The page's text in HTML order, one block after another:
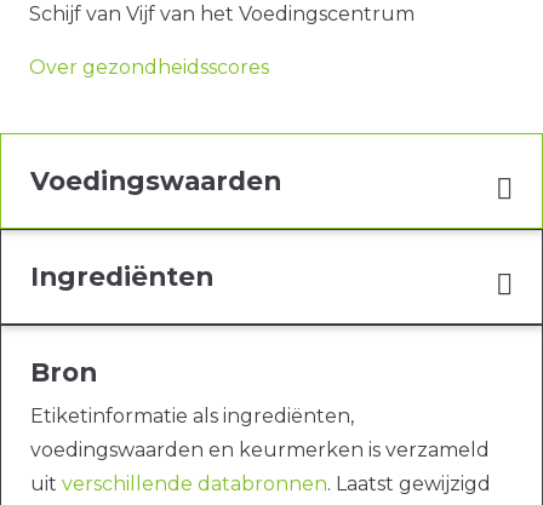
Schijf van Vijf van het Voedingscentrum
Over gezondheidsscores
Voedingswaarden
Ingrediënten
Bron
Etiketinformatie als ingrediënten,
voedingswaarden en keurmerken is verzameld
uit verschillende databronnen. Laatst gewijzigd